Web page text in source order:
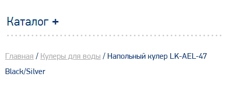
Главная / Кулеры для воды / Напольный кулер LK-AEL-47
Black/Silver